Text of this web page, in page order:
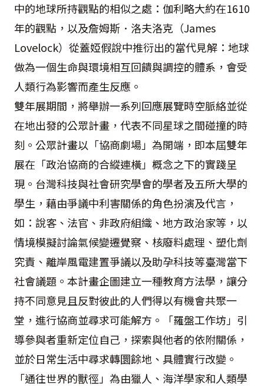
中的地球所持觀點的相似之處：伽利略大約在1610
年的觀點，以及詹姆斯．洛夫洛克（James
Lovelock）從蓋婭假說中推衍出的當代見解：地球
做為一個生命與環境相互回饋與調控的體系，會受
人類行為影響而產生反應。
雙年展期間，將舉辦一系列回應展覽時空脈絡並從
在地出發的公眾計畫，代表不同星球之間碰撞的時
刻。公眾計畫以「協商劇場」為開端，即本屆雙年
展在「政治協商的合縱連橫」概念之下的實踐呈
現。台灣科技與社會研究學會的學者及五所大學的
學生，藉由爭議中利害關係的角色扮演及代言，
如：說客、法官、非政府組織、地方政治家等，以
情境模擬討論氣候變遷覺察、核廢料處理、塑化劑
究責、離岸風電建置爭議以及助孕科技等臺灣當下
社會議題。本計畫企圖建立一種教育方法學，讓分
持不同意見且反對彼此的人們得以有機會共聚一
堂，進行協商並尋求可能解方。「羅盤工作坊」引
導參與者重新定位自己，探索與他者的依附關係，
並於日常生活中尋求轉圜餘地、具體實行改變。
「通往世界的獸徑」為由獵人、海洋學家和人類學